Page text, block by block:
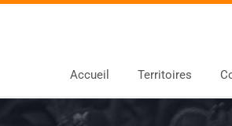
Accueil Territoires